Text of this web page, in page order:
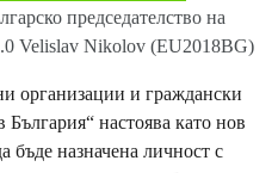
председателство на
Velislav Nikolov (EU2018BG)
организации и граждански
настоява като нов
бъде назначена личност с